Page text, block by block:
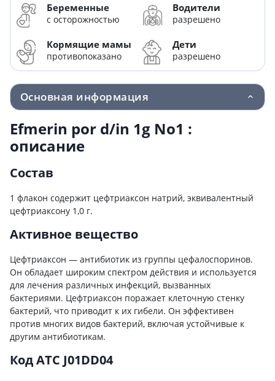
Беременные
с осторожностью
Водители
разрешено
Кормящие мамы
противопоказано
Дети
разрешено
Основная информация
Efmerin por d/in 1g No1 :
описание
Состав
1 флакон содержит цефтриаксон натрий, эквивалентный
цефтриаксону 1,0 г.
Активное вещество
Цефтриаксон — антибиотик из группы цефалоспоринов.
Он обладает широким спектром действия и используется
для лечения различных инфекций, вызванных
бактериями. Цефтриаксон поражает клеточную стенку
бактерий, что приводит к их гибели. Он эффективен
против многих видов бактерий, включая устойчивые к
другим антибиотикам.
Код ATC J01DD04